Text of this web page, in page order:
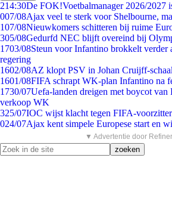
214:30De FOK!Voetbalmanager 2026/2027
007/08Ajax veel te sterk voor Shelbourne,
107/08Nieuwkomers schitteren bij ruime
305/08Gedurfd NEC blijft overeind bij
1703/08Steun voor Infantino brokkelt verder
regering
1602/08AZ klopt PSV in Johan Cruijff-schaal
1601/08FIFA schrapt WK-plan Infantino na
1730/07Uefa-landen dreigen met boycot van
verkoop WK
325/07IOC wijst klacht tegen FIFA-
024/07Ajax kent simpele Europese start en
▼ Advertentie door